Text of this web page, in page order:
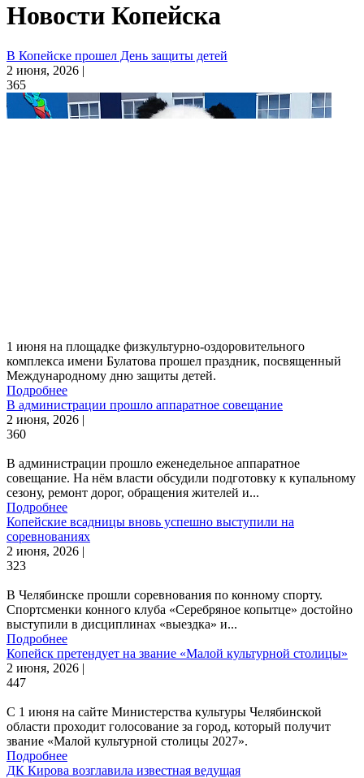
Новости Копейска
В Копейске прошел День защиты детей
2 июня, 2026 |
365
1 июня на площадке физкультурно-оздоровительного
комплекса имени Булатова прошел праздник, посвященный
Международному дню защиты детей.
Подробнее
В администрации прошло аппаратное совещание
2 июня, 2026 |
360
В администрации прошло еженедельное аппаратное
совещание. На нём власти обсудили подготовку к купальному
сезону, ремонт дорог, обращения жителей и...
Подробнее
Копейские всадницы вновь успешно выступили на
соревнованиях
2 июня, 2026 |
323
В Челябинске прошли соревнования по конному спорту.
Спортсменки конного клуба «Серебряное копытце» достойно
выступили в дисциплинах «выездка» и...
Подробнее
Копейск претендует на звание «Малой культурной столицы»
2 июня, 2026 |
447
С 1 июня на сайте Министерства культуры Челябинской
области проходит голосование за город, который получит
звание «Малой культурной столицы 2027».
Подробнее
ДК Кирова возглавила известная ведущая